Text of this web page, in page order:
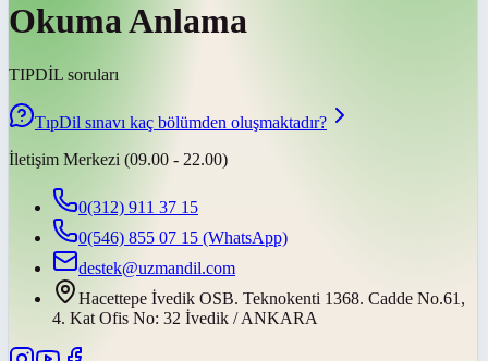
Okuma Anlama
TIPDİL soruları
TıpDil sınavı kaç bölümden oluşmaktadır?
İletişim Merkezi (09.00 - 22.00)
0(312) 911 37 15
0(546) 855 07 15 (WhatsApp)
destek@uzmandil.com
Hacettepe İvedik OSB. Teknokenti 1368. Cadde No.61,
4. Kat Ofis No: 32 İvedik / ANKARA